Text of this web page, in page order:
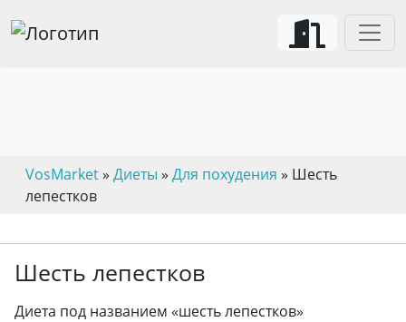
VosMarket» Диеты » Для похудения » Шесть
лепестков
Шесть лепестков
Диета под названием «шесть лепестков»